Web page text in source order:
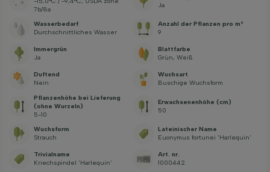
7b/8a
Ja
Wasserbedarf
Durchschnittliches Wasser
Anzahl der Pflanzen pro m²
9
Immergrün
Ja
Blattfarbe
Grün, Weiß
Duftend
Nein
Wuchsart
Buschige Wuchsform
Pflanzenhöhe bei Lieferung
(ohne Wurzeln)
5-10
Erwachsenenhöhe (cm)
50
Wuchsform
Strauch
Lateinischer Name
Euonymus fortunei 'Harlequin'
Trivialname
Kriechspindel 'Harlequin'
Art. nr.
1000442